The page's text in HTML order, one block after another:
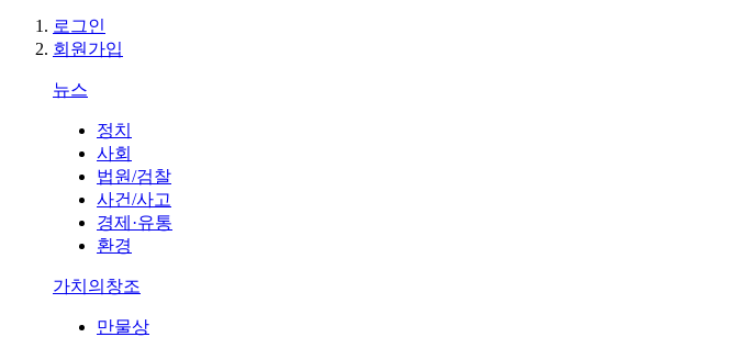
로그인
회원가입
뉴스
정치
사회
법원/검찰
사건/사고
경제·유통
환경
가치의창조
만물상